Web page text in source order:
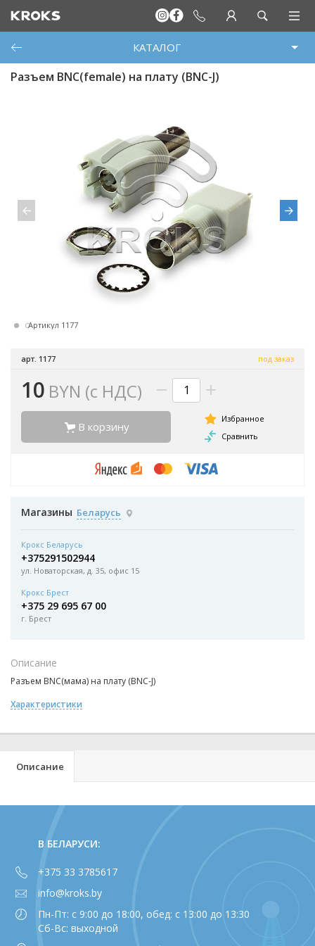
КАТАЛОГ
Разъем BNC(female) на плату (BNC-J)
Артикул 1177
арт. 1177 под заказ
10 BYN (с НДС)
В корзину
Магазины Беларусь
Крокс Беларусь
+375291502944
ул. Новаторская, д. 35, офис 15
Крокс Брест
+375 29 695 67 00
г. Брест
Описание
Разъем BNC(мама) на плату (BNC-J)
Характеристики
Описание
В БЕЛАРУСИ:
+375 33 3785617
info@kroks.by
Пн-Пт: с 9:00 до 18:00, обед: с 13:00 до 13:30
Сб-Вс: выходной